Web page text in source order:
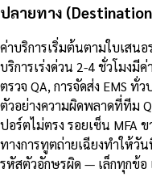
ปลายทาง
ค่าบริการเริ่มต้นตามใบเสนอ
บริการเร่งด่วน 2-4 ชั่วโมงมี
ตรวจ QA, การจัดส่ง EMS ทั่
ตัวอย่างความผิดพลาดที่ทีม
ปอร์ตไม่ตรง รอยเซ็น MFA
ทางการทูตถ่ายเฉียงทำให้
รหัสตัวอักษรผิด — เล็กทุกข้